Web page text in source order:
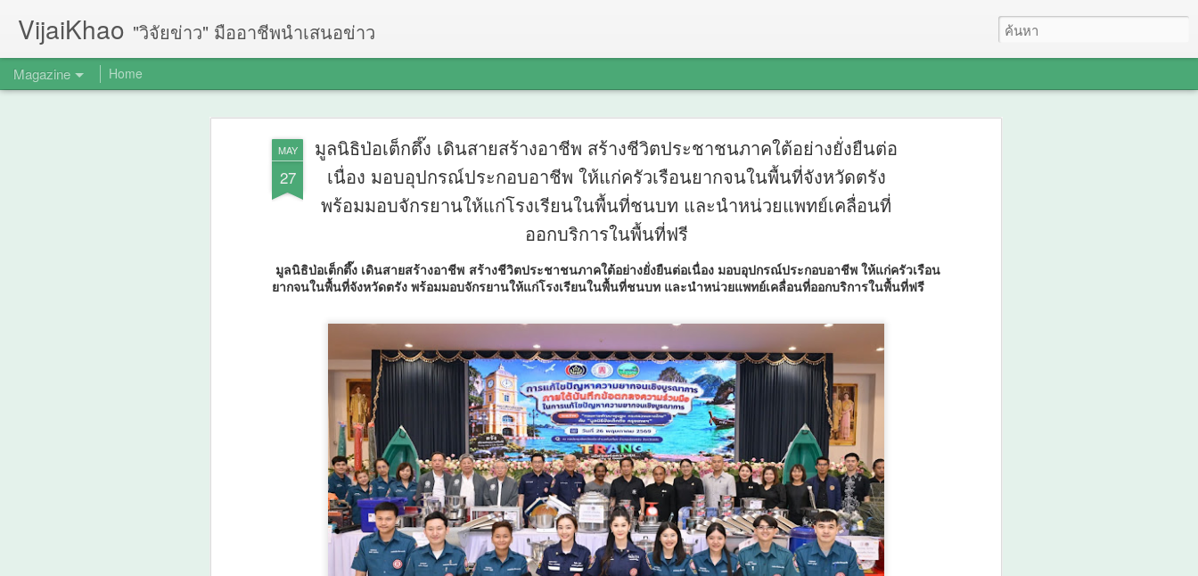
MAY
27
มูลนิธิป่อเต็กตึ๊ง เดินสายสร้างอาชีพ สร้างชีวิตประชาชนภาคใต้อย่างยั่งยืนต่อ
เนื่อง มอบอุปกรณ์ประกอบอาชีพ ให้แก่ครัวเรือนยากจนในพื้นที่จังหวัดตรัง
พร้อมมอบจักรยานให้แก่โรงเรียนในพื้นที่ชนบท และนำหน่วยแพทย์เคลื่อนที่
ออกบริการในพื้นที่ฟรี
มูลนิธิป่อเต็กตึ๊ง เดินสายสร้างอาชีพ สร้างชีวิตประชาชนภาคใต้อย่างยั่งยืนต่อเนื่อง มอบอุปกรณ์ประกอบอาชีพ ให้แก่ครัวเรือน
ยากจนในพื้นที่จังหวัดตรัง พร้อมมอบจักรยานให้แก่โรงเรียนในพื้นที่ชนบท และนำหน่วยแพทย์เคลื่อนที่ออกบริการในพื้นที่ฟรี
VijaiKhao "วิจัยข่าว" มืออาชีพนำเสนอข่าว
Magazine Home
AUG
กรมพัฒน์ คว้ารางวัล GDCC
GOV Cloud Awards ตอกย้ำความ
สำเร็จของระบบ DSD Online
พัฒนากำลังคนที่ทันสมัย
ของระบบ DSD Online Training ในการขับเคลื่อนการพัฒนากำลังคนที่
ทันสมัย
กรมพัฒนาฝีมือแรงงาน ได้รับรางวัล GDCC GOV Cloud Awards
ประจำปี พ.ศ. 2569 ประเภท GDCC กับการขับเคลื่อนการพัฒนากำลัง
คน : DSD Online Training (ระบบฝึกอบรมออนไลน์กรมพัฒนาฝีมือ
แรงงาน) จากกระทรวงดิจิทัลเพื่อเศรษฐกิจและสังคมแห่งชาติ โดย
สำนักงานคณะกรรมการดิจิทัลเพื่อเศรษฐกิจและสังคมแห่งชาติ (สดช.)
นายสมาสภ์ ปัทมะสุคนธ์ อธิบดีกรมพัฒนาฝีมือแรงงาน เปิดเผยว่า กรม
พัฒนาฝีมือแรงงาน ได้รับรางวัล GDCC GOV Cloud Awards ประจำปี
พ.ศ.